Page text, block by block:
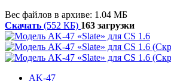
Вес файлов в архиве: 1.04 МБ
Скачать (552 КБ) 163 загрузки
AK-47